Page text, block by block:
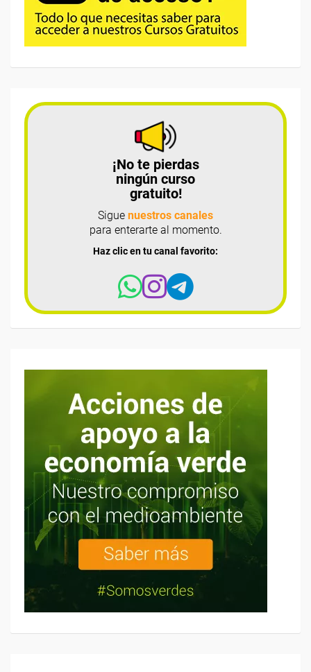
¡No te pierdas
ningún curso
gratuito!
Sigue nuestros canales
para enterarte al momento.
Haz clic en tu canal favorito: